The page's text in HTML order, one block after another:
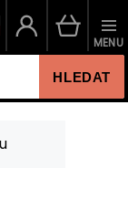
HLEDAT
MENU